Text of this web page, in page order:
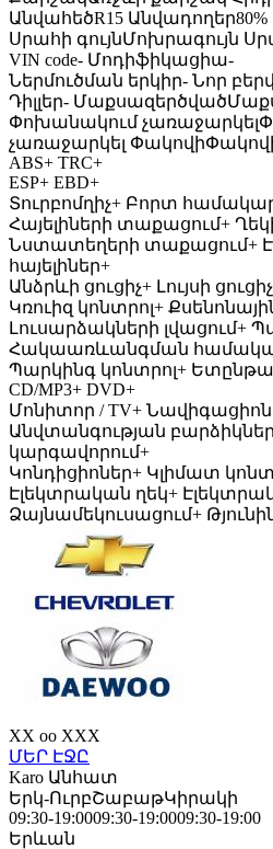
ԱնվահեծR15 Անվադողեր80%
Սրահի գույնՄոխրագույն
VIN code- Մոդիֆիկացիա-
Ներմուծման երկիր- Նոր
Դիլլեր- Մաքսազերծված
Փոխանակում չառաջարկել
չառաջարկել Փակովի
ABS+ TRC+
ESP+ EBD+
Տուրբոմղիչ+ Բորտ
Հայելիների տաքացում+
Նստատեղերի տաքացում+
հայելիներ+
Անձրևի ցուցիչ+ Լույսի ցուցիչ
Կռուիզ կոնտրոլ+
Լուսարձակների լվացում+
Հակաառևանգման
Պարկինգ կոնտրոլ+
CD/MP3+ DVD+
Մոնիտոր / TV+
Անվտանգության բարձիկներ
կարգավորում+
Կոնդիցիոներ+ Կլիմատ
Էլեկտրական ղեկ+
Ձայնամեկուսացում+
XX oo XXX
ՄԵՐ ԷՋԸ
Karo Անհատ
Երկ-ՈւրբՇաբաթԿիրակի
09:30-19:0009:30-19:0009:30-19:00
Երևան